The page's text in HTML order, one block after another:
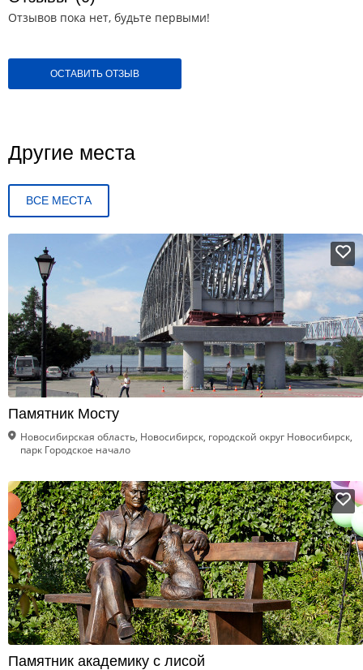
Отзывов пока нет, будьте первыми!
ОСТАВИТЬ ОТЗЫВ
Другие места
ВСЕ МЕСТА
Памятник Мосту
Новосибирская область, Новосибирск, городской округ Новосибирск,
парк Городское начало
Памятник академику с лисой